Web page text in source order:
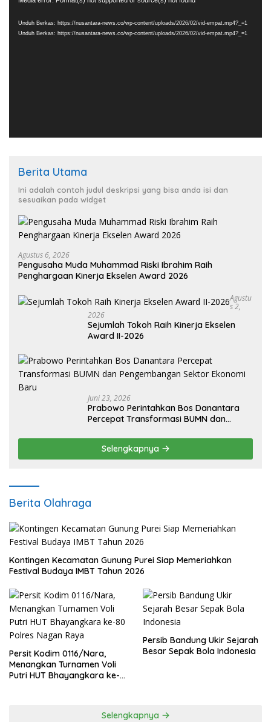
Unduh Berkas: https://nusantara-news.co/wp-content/uploads/2026/02/vid-empat.mp4?_=1
Unduh Berkas: https://nusantara-news.co/wp-content/uploads/2026/02/vid-empat.mp4?_=1
Berita Utama
Ini adalah contoh judul deskripsi yang bisa anda isi dan
sesuaikan pada widget
Agustus 6, 2026
Pengusaha Muda Muhammad Riski Ibrahim Raih
Penghargaan Kinerja Ekselen Award 2026
Agustu
S 2,
2026
Sejumlah Tokoh Raih Kinerja Ekselen
Award II-2026
Juni 23, 2026
Prabowo Perintahkan Bos Danantara
Percepat Transformasi BUMN dan
Selengkapnya
Berita Olahraga
Kontingen Kecamatan Gunung Purei Siap Memeriahkan
Festival Budaya IMBT Tahun 2026
Persit Kodim 0116/Nara,
Menangkan Turnamen Voli
Putri HUT Bhayangkara ke-
Persib Bandung Ukir Sejarah
Besar Sepak Bola Indonesia
Selengkapnya